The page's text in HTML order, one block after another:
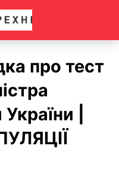
про тест
|